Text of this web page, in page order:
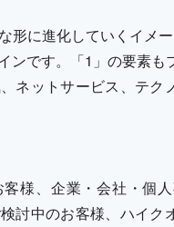
形に進化していくイメ
ンです。「1」の要素も
ネットサービス、テク
様、企業・会社・個
討中のお客様、ハイ